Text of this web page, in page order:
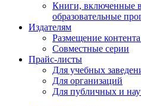
Книги, включенные
образовательные
Издателям
Размещение
Совместные серии
Прайс-листы
Для учебных
Для организаций
Для публичных и